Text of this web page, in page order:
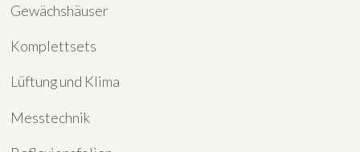
Gewächshäuser
Komplettsets
Lüftung und Klima
Messtechnik